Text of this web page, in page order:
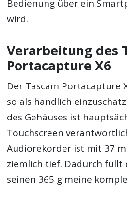
Bedienung über ein
wird.
Verarbeitung des
Portacapture X6
Der Tascam Portacapture
so als handlich
des Gehäuses ist
Touchscreen
Audiorekorder ist mit 37
ziemlich tief. Dadurch füllt
seinen 365 g meine